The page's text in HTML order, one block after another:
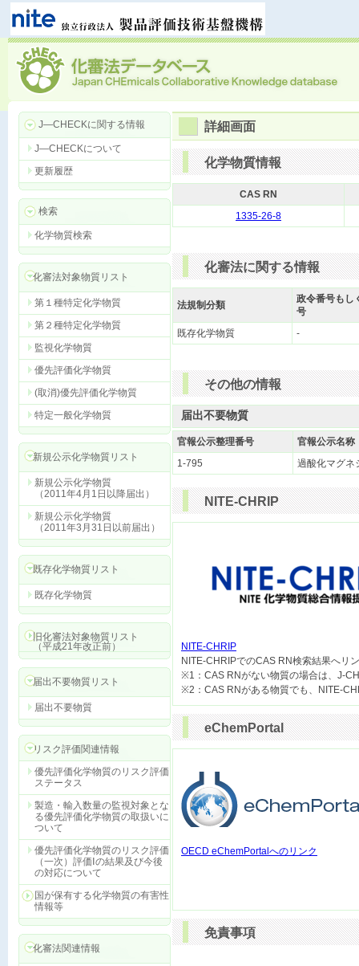
J―CHECKに関する情報
J―CHECKについて
更新履歴
検索
化学物質検索
化審法対象物質リスト
第１種特定化学物質
第２種特定化学物質
監視化学物質
優先評価化学物質
(取消)優先評価化学物質
特定一般化学物質
新規公示化学物質リスト
新規公示化学物質
（2011年4月1日以降届出）
新規公示化学物質
（2011年3月31日以前届出）
既存化学物質リスト
既存化学物質
旧化審法対象物質リスト
（平成21年改正前）
届出不要物質リスト
届出不要物質
リスク評価関連情報
優先評価化学物質のリスク評価
ステータス
製造・輸入数量の監視対象とな
る優先評価化学物質の取扱いに
ついて
優先評価化学物質のリスク評価
（一次）評価Ⅰの結果及び今後
の対応について
国が保有する化学物質の有害性
情報等
化審法関連情報
詳細画面
化学物質情報
CAS RN
1335-26-8
化審法に関する情報
法規制分類
政令番号もし
号
既存化学物質
-
その他の情報
届出不要物質
官報公示整理番号
官報公示名称
1-795
過酸化マグネ
NITE-CHRIP
NITE-CHRIP
NITE-CHRIPでのCAS RN検索結果へリ
※1：CAS RNがない物質の場合は、J-
eChemPortal
OECD eChemPortalへのリンク
免責事項